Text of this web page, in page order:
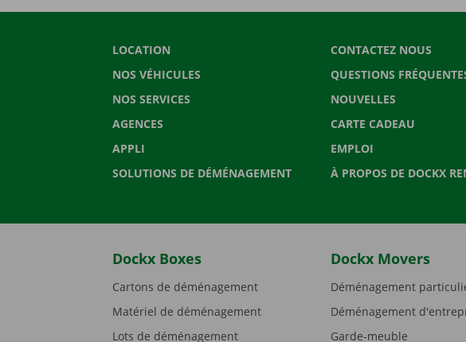
LOCATION
NOS VÉHICULES
NOS SERVICES
AGENCES
APPLI
SOLUTIONS DE DÉMÉNAGEMENT
CONTACTEZ NOUS
QUESTIONS
NOUVELLES
CARTE CADEAU
EMPLOI
À PROPOS DE DOCKX
Dockx Boxes
Cartons de déménagement
Matériel de déménagement
Lots de déménagement
Dockx Movers
Déménagement
Déménagement
Garde-meuble